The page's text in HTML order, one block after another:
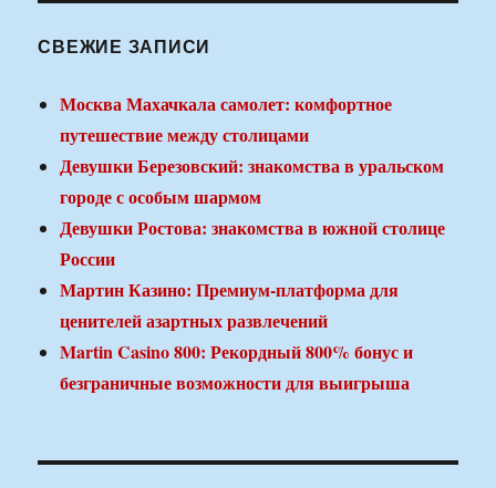
СВЕЖИЕ ЗАПИСИ
Москва Махачкала самолет: комфортное
путешествие между столицами
Девушки Березовский: знакомства в уральском
городе с особым шармом
Девушки Ростова: знакомства в южной столице
России
Мартин Казино: Премиум-платформа для
ценителей азартных развлечений
Martin Casino 800: Рекордный 800% бонус и
безграничные возможности для выигрыша